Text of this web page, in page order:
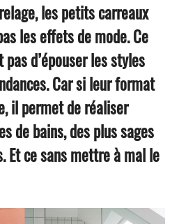
les petits carreaux
les effets de mode. Ce
d’épouser les styles
Car si leur format
il permet de réaliser
de bains, des plus sages
Et ce sans mettre à mal le